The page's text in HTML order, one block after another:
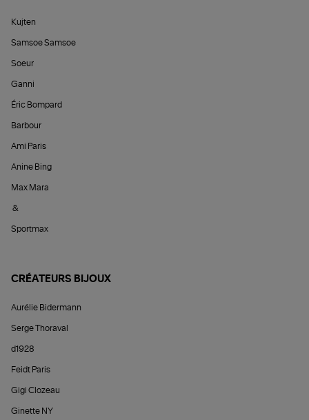
Kujten
Samsoe Samsoe
Soeur
Ganni
Éric Bompard
Barbour
Ami Paris
Anine Bing
Max Mara
&
Sportmax
CRÉATEURS BIJOUX
Aurélie Bidermann
Serge Thoraval
d1928
Feidt Paris
Gigi Clozeau
Ginette NY